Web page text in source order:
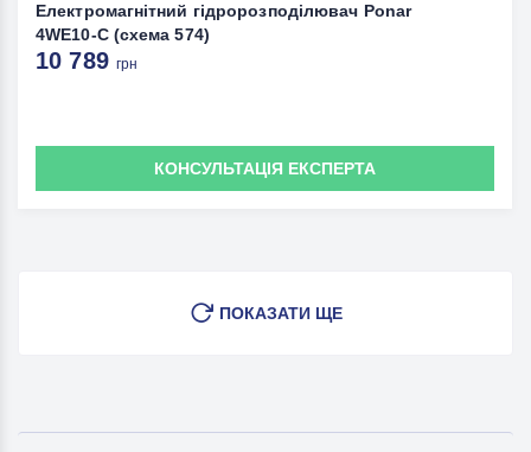
Електромагнітний гідророзподілювач Ponar
4WE10-C (схема 574)
10 789грн
КОНСУЛЬТАЦІЯ ЕКСПЕРТА
ПОКАЗАТИ ЩЕ